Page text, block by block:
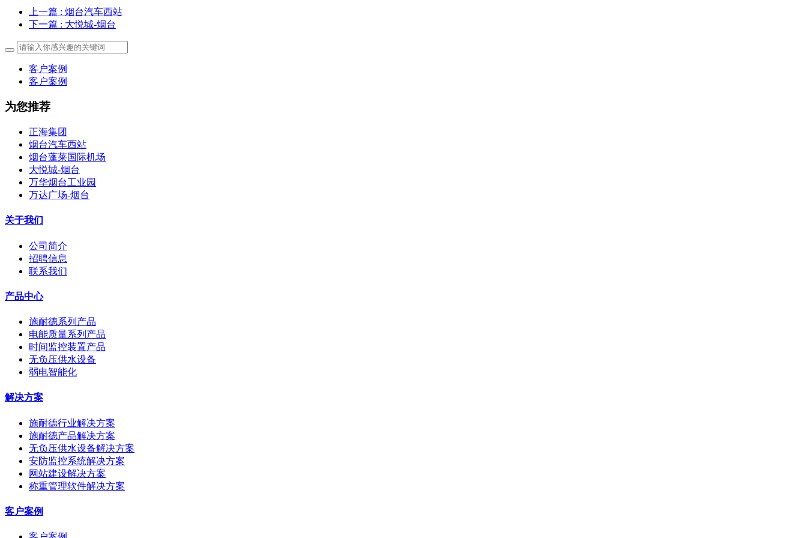
上一篇 : 烟台汽车西站
下一篇 : 大悦城-烟台
客户案例
客户案例
为您推荐
正海集团
烟台汽车西站
烟台蓬莱国际机场
大悦城-烟台
万华烟台工业园
万达广场-烟台
关于我们
公司简介
招聘信息
联系我们
产品中心
施耐德系列产品
电能质量系列产品
时间监控装置产品
无负压供水设备
弱电智能化
解决方案
施耐德行业解决方案
施耐德产品解决方案
无负压供水设备解决方案
安防监控系统解决方案
网站建设解决方案
称重管理软件解决方案
客户案例